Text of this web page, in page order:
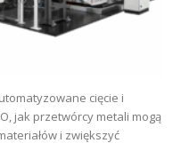
cięcie i
jak przetwórcy metali mogą
i zwiększyć